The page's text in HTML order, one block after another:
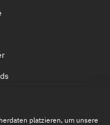
platzieren, um unsere